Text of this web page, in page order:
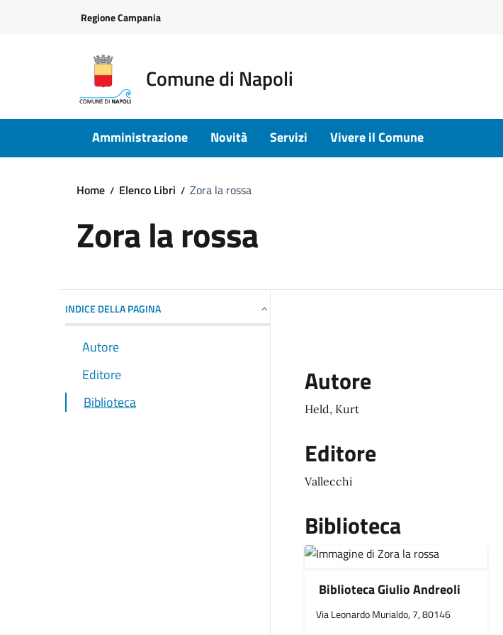
Regione Campania
Comune di Napoli
Amministrazione Novità Servizi Vivere il Comune
Home Elenco Libri Zora la rossa
Zora la rossa
INDICE DELLA PAGINA
Autore
Editore
Biblioteca
Autore
Held, Kurt
Editore
Vallecchi
Biblioteca
Biblioteca Giulio Andreoli
Via Leonardo Murialdo, 7, 80146